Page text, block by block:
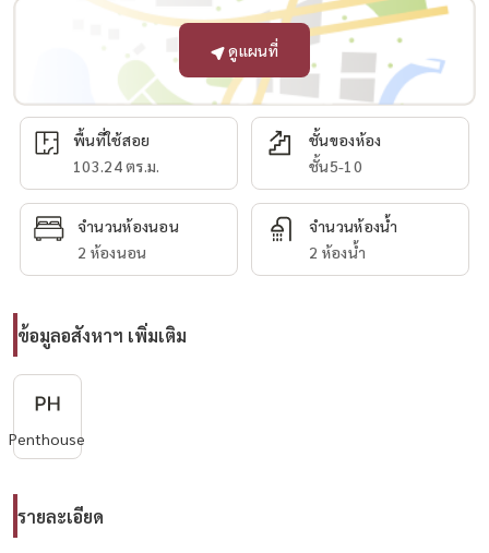
ดูแผนที่
พื้นที่ใช้สอย
103.24 ตร.ม.
ชั้นของห้อง
ชั้น5-10
จำนวนห้องนอน
2 ห้องนอน
จำนวนห้องน้ำ
2 ห้องน้ำ
ข้อมูลอสังหาฯ เพิ่มเติม
Penthouse
รายละเอียด